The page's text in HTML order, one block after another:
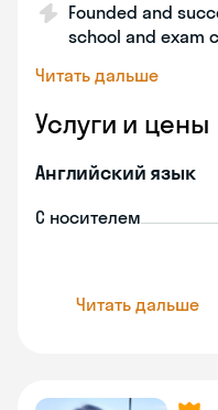
Founded and
school and exam
Читать дальше
Услуги и цены
Английский язык
С носителем
Читать дальше